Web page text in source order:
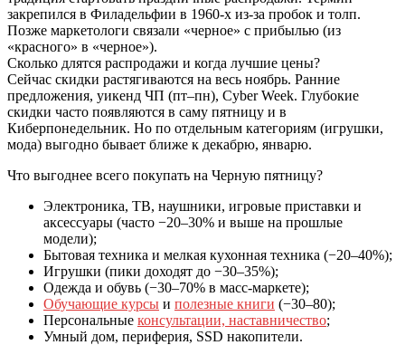
закрепился в Филадельфии в 1960‑х из‑за пробок и толп.
Позже маркетологи связали «черное» с прибылью (из
«красного» в «черное»).
Сколько длятся распродажи и когда лучшие цены?
Сейчас скидки растягиваются на весь ноябрь. Ранние
предложения, уикенд ЧП (пт–пн), Cyber Week. Глубокие
скидки часто появляются в саму пятницу и в
Киберпонедельник. Но по отдельным категориям (игрушки,
мода) выгодно бывает ближе к декабрю, январю.
Что выгоднее всего покупать на Черную пятницу?
Электроника, ТВ, наушники, игровые приставки и
аксессуары (часто −20–30% и выше на прошлые
модели);
Бытовая техника и мелкая кухонная техника (−20–40%);
Игрушки (пики доходят до −30–35%);
Одежда и обувь (−30–70% в масс‑маркете);
Обучающие курсы и полезные книги (−30–80);
Персональные консультации, наставничество;
Умный дом, периферия, SSD накопители.